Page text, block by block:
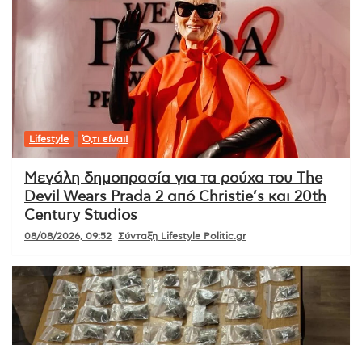
Lifestyle Ό,τι είναι!
Μεγάλη δημοπρασία για τα ρούχα του The
Devil Wears Prada 2 από Christie’s και 20th
Century Studios
08/08/2026, 09:52 Σύνταξη Lifestyle Politic.gr